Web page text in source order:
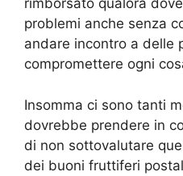
rimborsato qualora
problemi anche senza
andare incontro a delle
compromettere ogni
Insomma ci sono tanti
dovrebbe prendere in
di non sottovalutare
dei buoni fruttiferi